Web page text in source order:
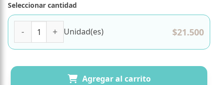
Seleccionar cantidad
Unidad(es) $21.500
Agregar al carrito